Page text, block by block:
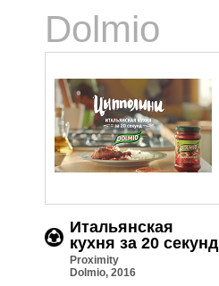
Dolmio
Итальянская
кухня за 20 секунд
Proximity
Dolmio, 2016